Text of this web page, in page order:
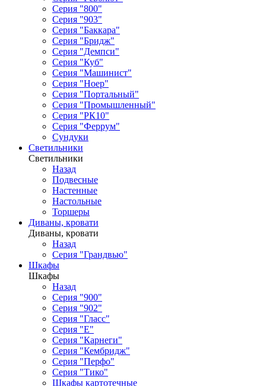
Серия "800"
Серия "903"
Серия "Баккара"
Серия "Бридж"
Серия "Демпси"
Серия "Куб"
Серия "Машинист"
Серия "Ноер"
Серия "Портальный"
Серия "Промышленный"
Серия "РК10"
Серия "Феррум"
Сундуки
Светильники
Светильники
Назад
Подвесные
Настенные
Настольные
Торшеры
Диваны, кровати
Диваны, кровати
Назад
Серия "Грандвью"
Шкафы
Шкафы
Назад
Серия "900"
Серия "902"
Серия "Гласс"
Серия "Е"
Серия "Карнеги"
Серия "Кембридж"
Серия "Перфо"
Серия "Тико"
Шкафы картотечные